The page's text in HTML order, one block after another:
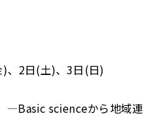
2日(土)、3日(日)
―Basic scienceから地域連